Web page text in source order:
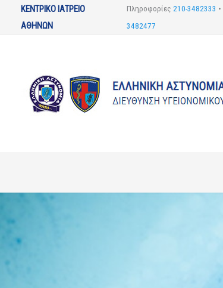
ΜετάβασηΚΕΝΤΡΙΚΟ ΙΑΤΡΕΙΟ
ΑΘΗΝΩΝ
Πληροφορίες210-3482333 •
3482477